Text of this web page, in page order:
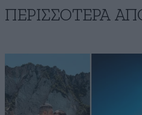
ΠΕΡΙΣΣΟΤΕΡΑ